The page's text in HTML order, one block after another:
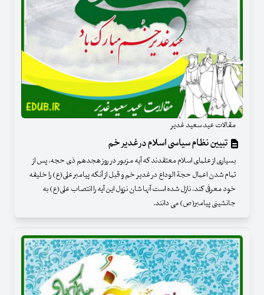
مقالات عید سعید غدیر
تبیین نظام سیاسی اسلام در غدیر خم
بسیاری از علمای اسلام معتقدند که آیه مزبور در روز هجدهم ذی حجه، پس از
تمام شدن اعمال حجة الوداع در غدیر خم و قبل از آنکه پیامبر علی(ع) را خلیفه
خود معرفی کند، نازل شده است آنها شان نزول این آیه را انتصاب علی(ع) به
جانشینی پیامبر(ص) می دانند.